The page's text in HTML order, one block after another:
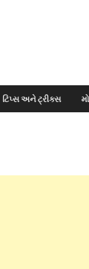
ટિપ્સ અને ટ્રીક્સ